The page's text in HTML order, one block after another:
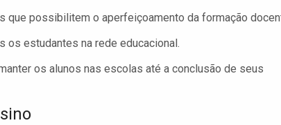
que possibilitem o aperfeiçoamento da formação
os estudantes na rede educacional.
os alunos nas escolas até a conclusão de seus